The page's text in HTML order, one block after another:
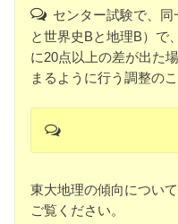
センター試験で、
と世界史Bと地理B）で
に20点以上の差が出た
まるように行う調整の
東大地理の傾向につい
ご覧ください。